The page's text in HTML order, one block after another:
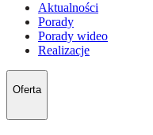
Aktualności
Porady
Porady wideo
Realizacje
Oferta